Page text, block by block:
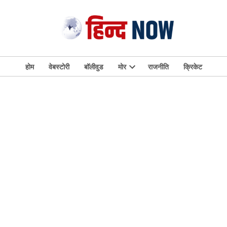
होम वेबस्टोरी बॉलीवुड मोर
Open
राजनीति क्रिकेट